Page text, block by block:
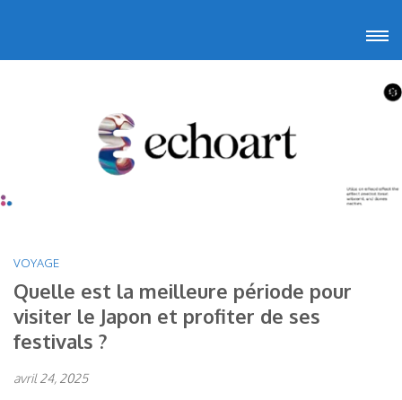
contenu
VOYAGE
Quelle est la meilleure période pour
visiter le Japon et profiter de ses
festivals ?
avril 24, 2025